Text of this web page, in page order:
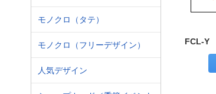
モノクロ（タテ）
モノクロ（フリーデザイン）
人気デザイン
FCL-Y